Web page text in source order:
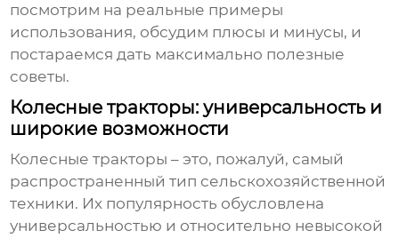
посмотрим на реальные примеры
использования, обсудим плюсы и минусы, и
постараемся дать максимально полезные
советы.
Колесные тракторы: универсальность и
широкие возможности
Колесные тракторы – это, пожалуй, самый
распространенный тип сельскохозяйственной
техники. Их популярность обусловлена
универсальностью и относительно невысокой